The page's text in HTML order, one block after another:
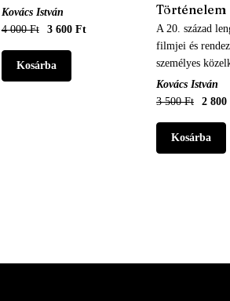
Kovács István
4 000 Ft
3 600 Ft
Történelem
A 20. század
filmjei és
személyes
Kovács István
3 500 Ft
2